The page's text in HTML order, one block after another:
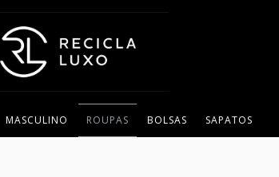
MASCULINO ROUPAS BOLSAS SAPATOS